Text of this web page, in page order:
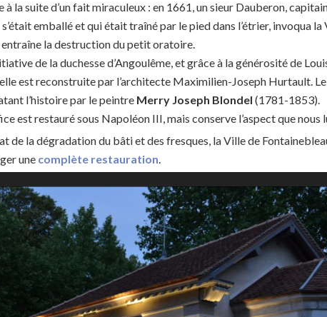
à la suite d’un fait miraculeux : en 1661, un sieur Dauberon,
emballé et qui était traîné par le pied dans l’étrier, invoqua
entraîne la destruction du petit oratoire.
de la duchesse d’Angoulême, et grâce à la générosité de
est reconstruite par l’architecte Maximilien-Joseph Hurtault.
l’histoire par le peintre Merry Joseph Blondel (1781-1853).
est restauré sous Napoléon III, mais conserve l’aspect que nous
de la dégradation du bâti et des fresques, la Ville de
une complète restauration.